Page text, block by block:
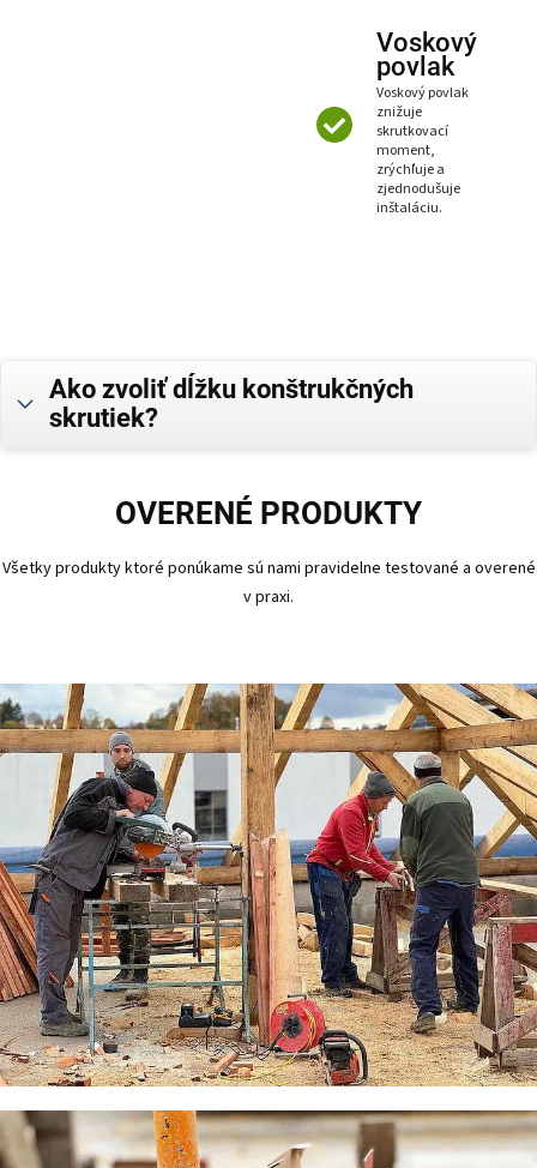
Voskový
povlak
Voskový povlak
znižuje
skrutkovací
moment,
zrýchľuje a
zjednodušuje
inštaláciu.
Ako zvoliť dĺžku konštrukčných
skrutiek?
OVERENÉ PRODUKTY
Všetky produkty ktoré ponúkame sú nami pravidelne testované a overené
v praxi.